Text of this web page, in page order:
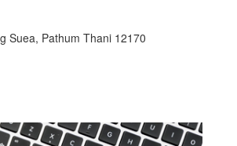
Suea, Pathum Thani 12170